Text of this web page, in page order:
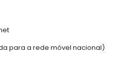
para a rede móvel nacional)